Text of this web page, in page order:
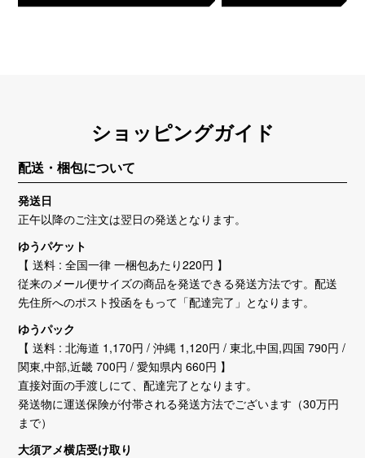
ショッピングガイド
配送・梱包について
発送日
正午以降のご注文は翌日の発送となります。
ゆうパケット
【 送料 : 全国一律 一梱包あたり220円 】
従来のメール便サイズの商品を発送できる発送方法です。配送
先住所へのポスト投函をもって「配達完了」となります。
ゆうパック
【 送料 : 北海道 1,170円 / 沖縄 1,120円 / 東北,中国,四国 790円 /
関東,中部,近畿 700円 / 愛知県内 660円 】
直接対面の手渡しにて、配達完了となります。
発送物に運送保険が付帯される発送方法でございます（30万円
まで）
大須アメ横店受け取り